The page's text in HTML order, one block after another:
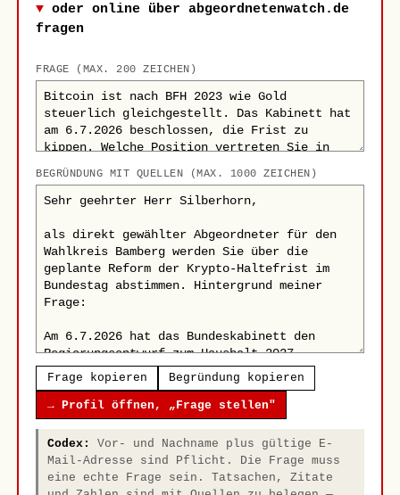
oder online über abgeordnetenwatch.de
fragen
FRAGE (MAX. 200 ZEICHEN)
BEGRÜNDUNG MIT QUELLEN (MAX. 1000 ZEICHEN)
Frage kopieren Begründung kopieren
→ Profil öffnen, „Frage stellen"
Codex:
Vor- und Nachname plus gültige E-
Mail-Adresse sind Pflicht. Die Frage muss
eine echte Frage sein. Tatsachen, Zitate